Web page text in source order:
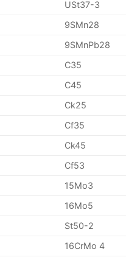
USt37-3
9SMn28
9SMnPb28
C35
C45
Ck25
Cf35
Ck45
Cf53
15Mo3
16Mo5
St50-2
16CrMo 4